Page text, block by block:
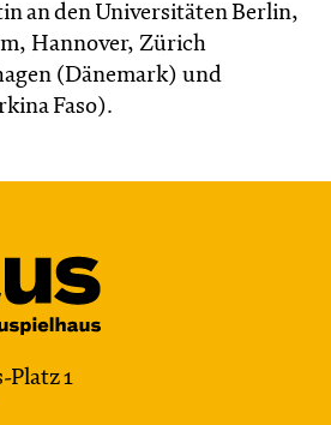
an den Universitäten Berlin,
Hannover, Zürich
(Dänemark) und
Faso).
Platz 1